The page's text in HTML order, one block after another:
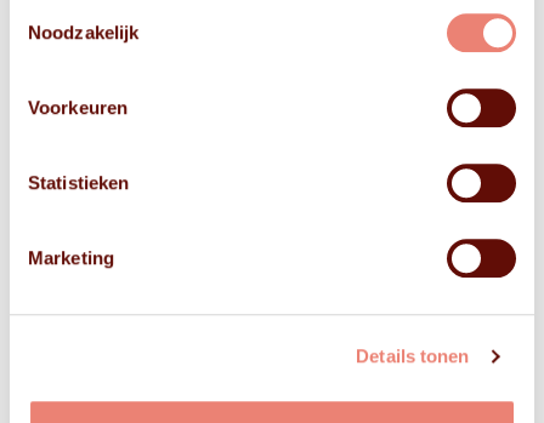
Noodzakelijk
Voorkeuren
Statistieken
Marketing
Details tonen